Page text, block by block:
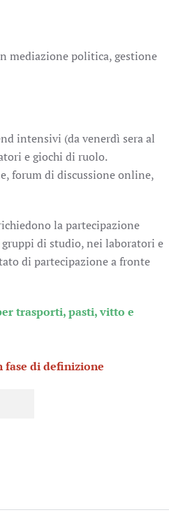
mediazione politica, gestione
intensivi (da venerdì sera al
e giochi di ruolo.
forum di discussione online,
la partecipazione
di studio, nei laboratori e
di partecipazione a fronte
trasporti, pasti, vitto e
fase di definizione